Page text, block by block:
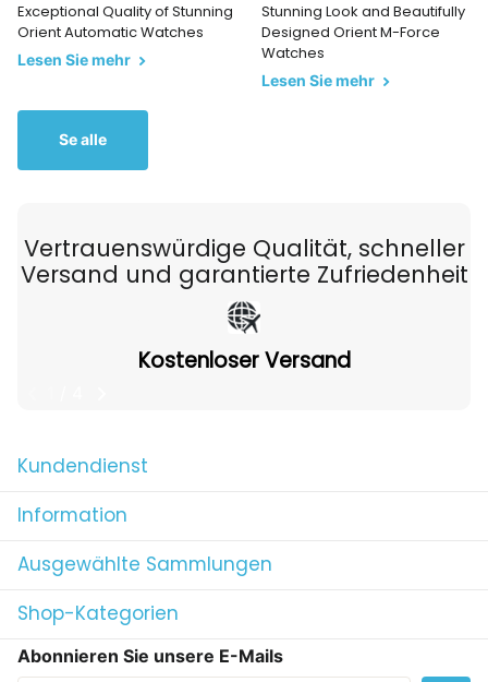
Exceptional Quality of Stunning
Orient Automatic Watches
Lesen Sie mehr
Stunning Look and Beautifully
Designed Orient M-Force
Watches
Lesen Sie mehr
Se alle
Vertrauenswürdige Qualität, schneller
Versand und garantierte Zufriedenheit
Kostenloser Versand
Kundendienst
Information
Ausgewählte Sammlungen
Shop-Kategorien
Abonnieren Sie unsere E-Mails